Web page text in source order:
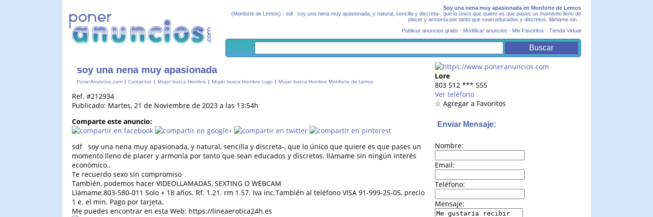
Soy una nena muy apasionada en Monforte de Lemos
(Monforte de Lemos) - sdf soy una nena muy apasionada, y natural, sencilla y discreta-, que lo único que quiere es que pases un momento lleno de
placer y armonía por tanto que sean educados y discretos. llámame sin...
Publicar anuncios gratis - Modificar anuncios - Mis Favoritos - Tienda Virtual
soy una nena muy apasionada
PonerAnuncios.com | Contactos | Mujer busca Hombre | Mujer busca Hombre Lugo | Mujer busca Hombre Monforte de Lemos
Ref. #212934
Publicado: Martes, 21 de Noviembre de 2023 a las 13:54h
Comparte este anuncio:
sdf soy una nena muy apasionada, y natural, sencilla y discreta-, que lo único que quiere es que pases un
momento lleno de placer y armonía por tanto que sean educados y discretos. llámame sin ningún interés
económico..
Te recuerdo sexo sin compromiso
También, podemos hacer VIDEOLLAMADAS, SEXTING O WEBCAM
Llámame.803-580-011 Solo + 18 años. Rf. 1.21. rm 1.57. Iva inc.También al teléfono VISA 91-999-25-05, precio
1 e. el min. Pago por tarjeta.
Me puedes encontrar en esta Web: https://lineaerotica24h.es
Lore
803 512 *** 555
Ver teléfono
☆ Agregar a Favoritos
Enviar Mensaje:
Nombre:
Email:
Teléfono:
Mensaje: